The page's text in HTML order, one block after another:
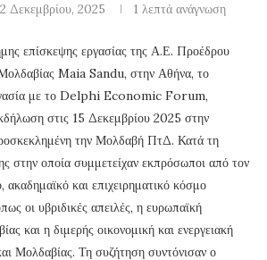
Δεκεμβρίου, 2025 1 λεπτά ανάγνωση
επίσκεψης εργασίας της Α.Ε. Προέδρου
Maia Sandu, στην Αθήνα, το
με το Delphi Economic Forum,
στις 15 Δεκεμβρίου 2025 στην
την Μολδαβή ΠτΔ. Κατά τη
στην οποία συμμετείχαν εκπρόσωποι από τον
ακαδημαϊκό και επιχειρηματικό κόσμο
οι υβριδικές απειλές, η ευρωπαϊκή
και η διμερής οικονομική και ενεργειακή
Μολδαβίας. Τη συζήτηση συντόνισαν ο